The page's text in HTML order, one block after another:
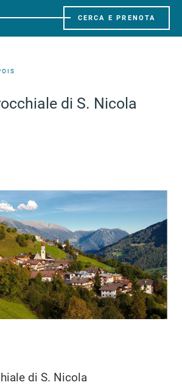
CERCA E PRENOTA
di S. Nicola
di S. Nicola